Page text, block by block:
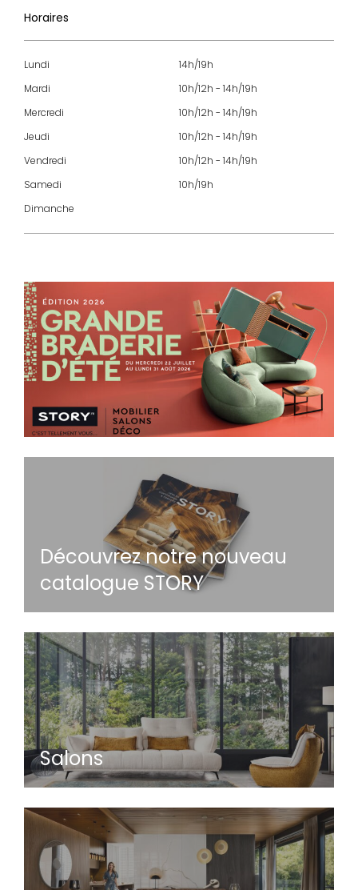
Horaires
Lundi
14h/19h
Mardi
10h/12h - 14h/19h
Mercredi
10h/12h - 14h/19h
Jeudi
10h/12h - 14h/19h
Vendredi
10h/12h - 14h/19h
Samedi
10h/19h
Dimanche
Découvrez notre nouveau
catalogue STORY
Salons